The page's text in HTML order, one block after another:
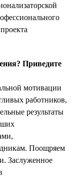
Приведите
мотивации
работников,
результаты
Поощряем
Заслуженное